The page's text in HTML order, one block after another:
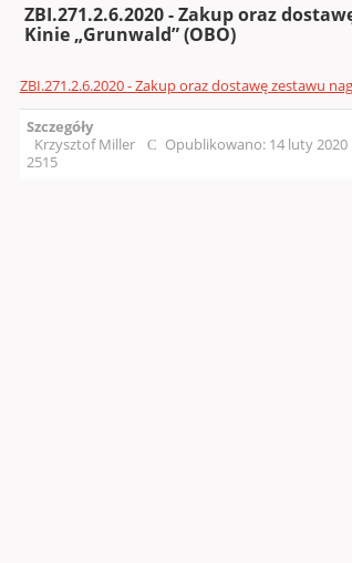
ZBI.271.2.6.2020 - Zakup oraz
Kinie „Grunwald” (OBO)
ZBI.271.2.6.2020 - Zakup oraz dostawę zestawu
Szczegóły
Krzysztof Miller
Opublikowano: 14 luty 2020
2515